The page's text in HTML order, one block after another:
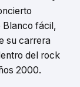
Blanco fácil,
su carrera
del rock
2000.